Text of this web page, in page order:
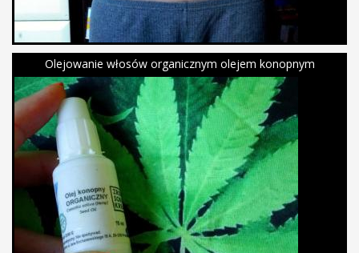
Olejowanie włosów organicznym olejem konopnym